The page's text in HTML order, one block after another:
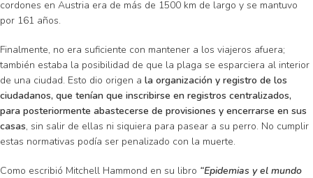
cordones en Austria era de más de 1500 km de largo y se mantuvo
por 161 años.
Finalmente, no era suficiente con mantener a los viajeros afuera;
también estaba la posibilidad de que la plaga se esparciera al interior
de una ciudad. Esto dio origen a la organización y registro de los
ciudadanos, que tenían que inscribirse en registros centralizados,
para posteriormente abastecerse de provisiones y encerrarse en sus
casas, sin salir de ellas ni siquiera para pasear a su perro. No cumplir
estas normativas podía ser penalizado con la muerte.
Como escribió Mitchell Hammond en su libro “Epidemias y el mundo